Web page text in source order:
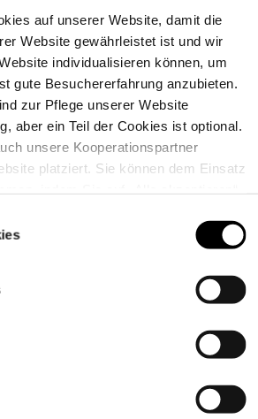
auf unserer Website, damit die
Website gewährleistet ist und wir
individualisieren können, um
gute Besuchererfahrung anzubieten.
zur Pflege unserer Website
aber ein Teil der Cookies ist optional.
unsere Kooperationspartner
platziert. Sie können dem Einsatz
Einstellungen